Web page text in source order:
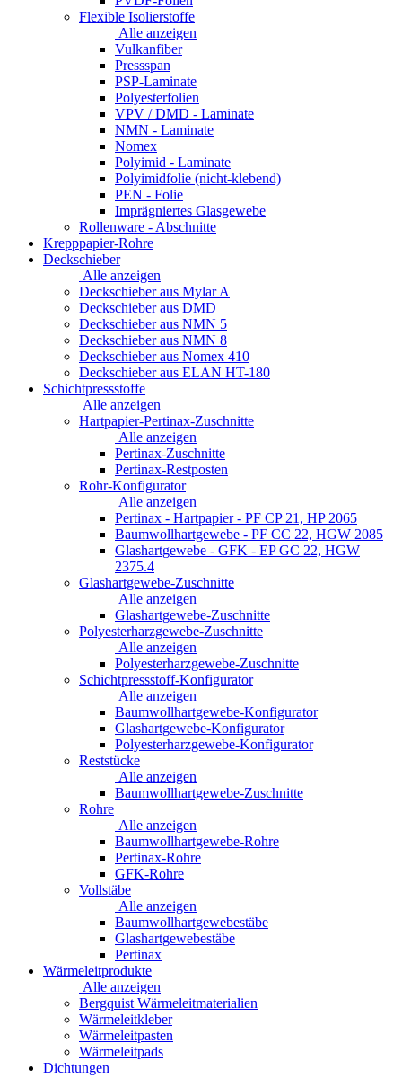
Flexible Isolierstoffe
Alle anzeigen
Vulkanfiber
Pressspan
PSP-Laminate
Polyesterfolien
VPV / DMD - Laminate
NMN - Laminate
Nomex
Polyimid - Laminate
Polyimidfolie (nicht-klebend)
PEN - Folie
Imprägniertes Glasgewebe
Rollenware - Abschnitte
Krepppapier-Rohre
Deckschieber
Alle anzeigen
Deckschieber aus Mylar A
Deckschieber aus DMD
Deckschieber aus NMN 5
Deckschieber aus NMN 8
Deckschieber aus Nomex 410
Deckschieber aus ELAN HT-180
Schichtpressstoffe
Alle anzeigen
Hartpapier-Pertinax-Zuschnitte
Alle anzeigen
Pertinax-Zuschnitte
Pertinax-Restposten
Rohr-Konfigurator
Alle anzeigen
Pertinax - Hartpapier - PF CP 21, HP 2065
Baumwollhartgewebe - PF CC 22, HGW 2085
Glashartgewebe - GFK - EP GC 22, HGW
2375.4
Glashartgewebe-Zuschnitte
Alle anzeigen
Glashartgewebe-Zuschnitte
Polyesterharzgewebe-Zuschnitte
Alle anzeigen
Polyesterharzgewebe-Zuschnitte
Schichtpressstoff-Konfigurator
Alle anzeigen
Baumwollhartgewebe-Konfigurator
Glashartgewebe-Konfigurator
Polyesterharzgewebe-Konfigurator
Reststücke
Alle anzeigen
Baumwollhartgewebe-Zuschnitte
Rohre
Alle anzeigen
Baumwollhartgewebe-Rohre
Pertinax-Rohre
GFK-Rohre
Vollstäbe
Alle anzeigen
Baumwollhartgewebestäbe
Glashartgewebestäbe
Pertinax
Wärmeleitprodukte
Alle anzeigen
Bergquist Wärmeleitmaterialien
Wärmeleitkleber
Wärmeleitpasten
Wärmeleitpads
Dichtungen